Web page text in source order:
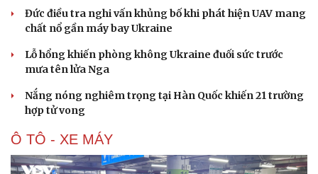
Đức điều tra nghi vấn khủng bố khi phát hiện UAV mang
chất nổ gần máy bay Ukraine
Lỗ hổng khiến phòng không Ukraine đuối sức trước
mưa tên lửa Nga
Nắng nóng nghiêm trọng tại Hàn Quốc khiến 21 trường
hợp tử vong
Ô TÔ - XE MÁY